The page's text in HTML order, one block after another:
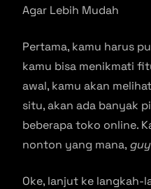
Pertama, kamu harus
kamu bisa menikmati
awal, kamu akan
situ, akan ada banyak
beberapa toko online.
nonton yang mana,
Oke, lanjut ke langkah-